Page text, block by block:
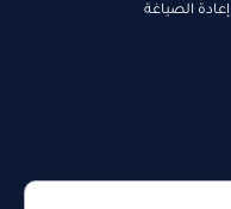
إعادة الصياغة